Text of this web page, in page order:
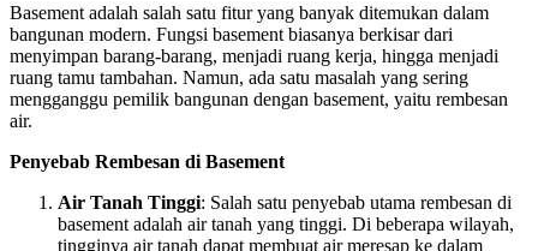
Basement adalah salah satu fitur yang banyak ditemukan dalam
bangunan modern. Fungsi basement biasanya berkisar dari
menyimpan barang-barang, menjadi ruang kerja, hingga menjadi
ruang tamu tambahan. Namun, ada satu masalah yang sering
mengganggu pemilik bangunan dengan basement, yaitu rembesan
air.
Penyebab Rembesan di Basement
Air Tanah Tinggi: Salah satu penyebab utama rembesan di
basement adalah air tanah yang tinggi. Di beberapa wilayah,
tingginya air tanah dapat membuat air meresap ke dalam